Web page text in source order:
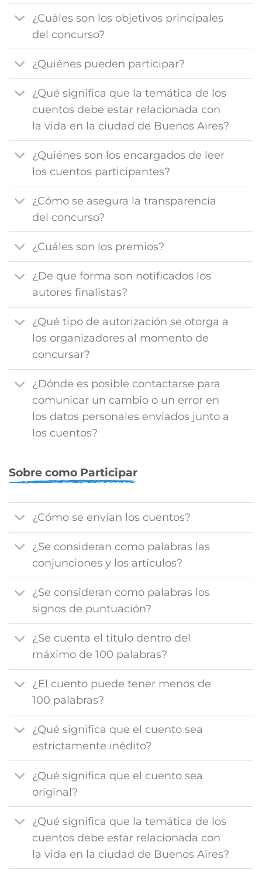
¿Cuáles son los objetivos principales
del concurso?
¿Quiénes pueden participar?
¿Qué significa que la temática de los
cuentos debe estar relacionada con
la vida en la ciudad de Buenos Aires?
¿Quiénes son los encargados de leer
los cuentos participantes?
¿Cómo se asegura la transparencia
del concurso?
¿Cuáles son los premios?
¿De que forma son notificados los
autores finalistas?
¿Qué tipo de autorización se otorga a
los organizadores al momento de
concursar?
¿Dónde es posible contactarse para
comunicar un cambio o un error en
los datos personales enviados junto a
los cuentos?
Sobre como Participar
¿Cómo se envían los cuentos?
¿Se consideran como palabras las
conjunciones y los artículos?
¿Se consideran como palabras los
signos de puntuación?
¿Se cuenta el titulo dentro del
máximo de 100 palabras?
¿El cuento puede tener menos de
100 palabras?
¿Qué significa que el cuento sea
estrictamente inédito?
¿Qué significa que el cuento sea
original?
¿Qué significa que la temática de los
cuentos debe estar relacionada con
la vida en la ciudad de Buenos Aires?